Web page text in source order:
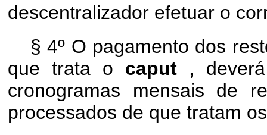
descentralizador efetuar o
§ 4º O pagamento dos
que trata o caput ,
cronogramas mensais de
processados de que tratam